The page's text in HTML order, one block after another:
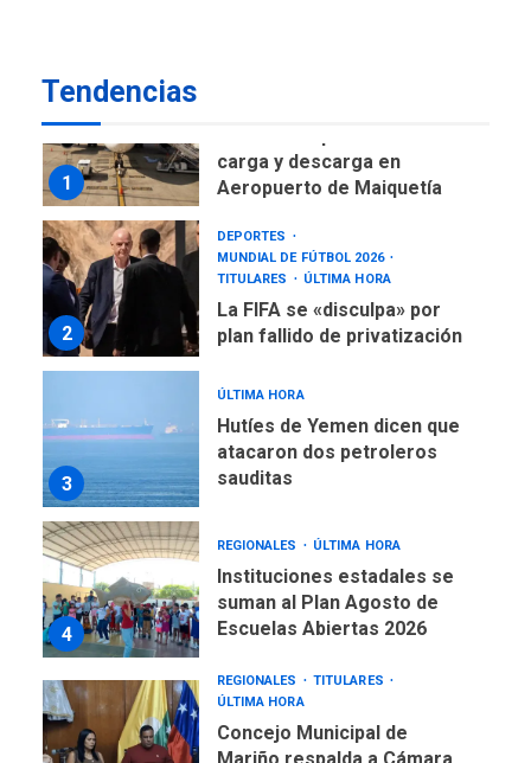
Tendencias
1
2
DEPORTES
MUNDIAL DE FÚTBOL 2026
TITULARES
La FIFA se «disculpa» por
plan fallido de privatización
ÚLTIMA HORA
Hutíes de Yemen dicen que
sauditas
4
REGIONALES
Escuelas Abiertas 2026
5
REGIONALES
TITULARES
ÚLTIMA HORA
Mariño respalda a Cámara
de Comercio para reforma
de Ley de Puerto Libre